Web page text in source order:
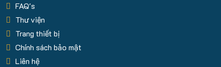
FAQ's
Thư viện
Trang thiết bị
Chính sách bảo mật
Liên hệ